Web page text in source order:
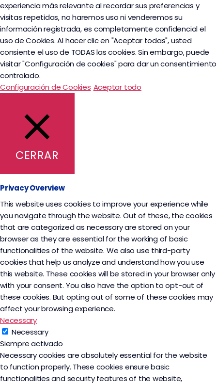
experiencia más relevante al recordar sus preferencias y
visitas repetidas, no haremos uso ni venderemos su
información registrada, es completamente confidencial el
uso de Cookies. Al hacer clic en "Aceptar todas", usted
consiente el uso de TODAS las cookies. Sin embargo, puede
visitar "Configuración de cookies" para dar un consentimiento
controlado.
Configuración de Cookies Aceptar todo
CERRAR
Privacy Overview
This website uses cookies to improve your experience while
you navigate through the website. Out of these, the cookies
that are categorized as necessary are stored on your
browser as they are essential for the working of basic
functionalities of the website. We also use third-party
cookies that help us analyze and understand how you use
this website. These cookies will be stored in your browser only
with your consent. You also have the option to opt-out of
these cookies. But opting out of some of these cookies may
affect your browsing experience.
Necessary
Necessary
Siempre activado
Necessary cookies are absolutely essential for the website
to function properly. These cookies ensure basic
functionalities and security features of the website,